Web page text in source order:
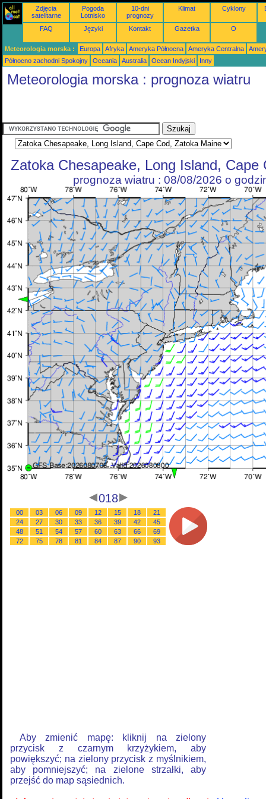
Zdjęcia
satelitarne
Pogoda
Lotnisko
10-dni
prognozy
Klimat Cyklony
FAQ Języki Kontakt Gazetka O
Meteorologia morska : Europa Afryka Ameryka Północna Ameryka Centralna
Północno zachodni Spokojny
Oceania Australia Ocean Indyjski Inny
Meteorologia morska : prognoza wiatru
Zatoka Chesapeake, Long Island, Cape
prognoza wiatru : 08/08/2026 o
018
00 03 06 09 12 15 18
21
24
27 30 33 36 39 42
45
48
51 54 57 60 63 66
69
72
75 78 81 84 87 90 93
Aby zmienić mapę: kliknij na zielony
przycisk z czarnym krzyżykiem, aby
powiększyć; na zielony przycisk z myślnikiem,
aby pomniejszyć; na zielone strzałki, aby
przejść do map sąsiednich.